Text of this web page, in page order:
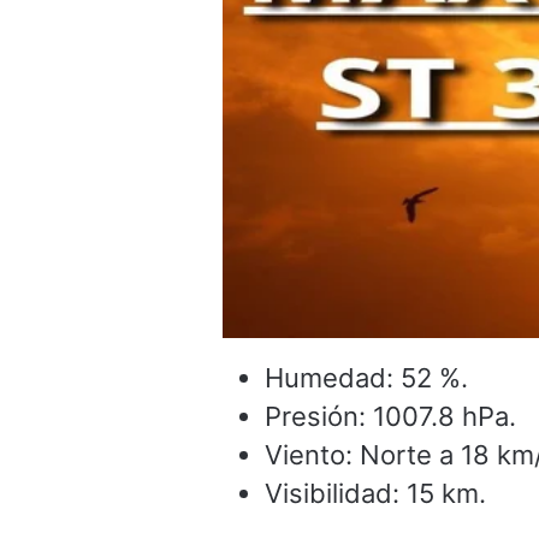
Humedad: 52 %.
Presión: 1007.8 hPa.
Viento: Norte a 18
Visibilidad: 15 km.